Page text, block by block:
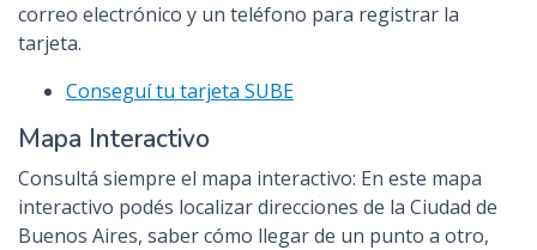
correo electrónico y un teléfono para registrar la
tarjeta.
Conseguí tu tarjeta SUBE
Mapa Interactivo
Consultá siempre el mapa interactivo: En este mapa
interactivo podés localizar direcciones de la Ciudad de
Buenos Aires, saber cómo llegar de un punto a otro,